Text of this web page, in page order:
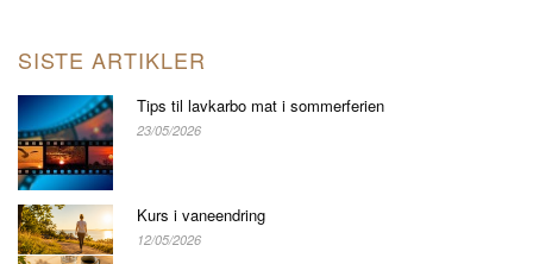
SISTE ARTIKLER
Tips til lavkarbo mat i sommerferien
23/05/2026
Kurs i vaneendring
12/05/2026